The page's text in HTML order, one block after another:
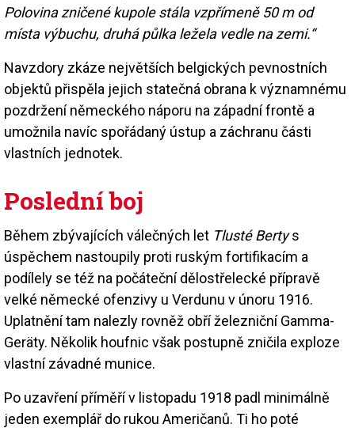
Polovina zničené kupole stála vzpřímeně 50 m od
místa výbuchu, druhá půlka ležela vedle na zemi.“
Navzdory zkáze největších belgických pevnostních
objektů přispěla jejich statečná obrana k významnému
pozdržení německého náporu na západní frontě a
umožnila navíc spořádaný ústup a záchranu části
vlastních jednotek.
Poslední boj
Během zbývajících válečných let Tlusté Bertys
úspěchem nastoupily proti ruským fortifikacím a
podílely se též na počáteční dělostřelecké přípravě
velké německé ofenzivy u Verdunu v únoru 1916.
Uplatnění tam nalezly rovněž obří železniční Gamma-
Geräty. Několik houfnic však postupně zničila exploze
vlastní závadné munice.
Po uzavření příměří v listopadu 1918 padl minimálně
jeden exemplář do rukou Američanů. Ti ho poté